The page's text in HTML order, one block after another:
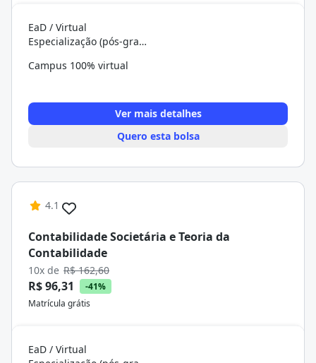
EaD / Virtual
Especialização (pós-graduação)
Campus 100% virtual
Ver mais detalhes
Quero esta bolsa
4.1
Contabilidade Societária e Teoria da
Contabilidade
10x de R$ 162,60
R$ 96,31
-41%
Matrícula grátis
EaD / Virtual